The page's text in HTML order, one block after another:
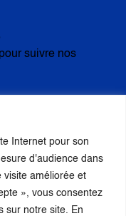
Internet pour son
d'audience dans
visite améliorée et
», vous consentez
sur notre site. En
suivre nos